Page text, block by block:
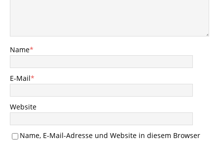
Name*
E-Mail*
Website
Name, E-Mail-Adresse und Website in diesem Browser